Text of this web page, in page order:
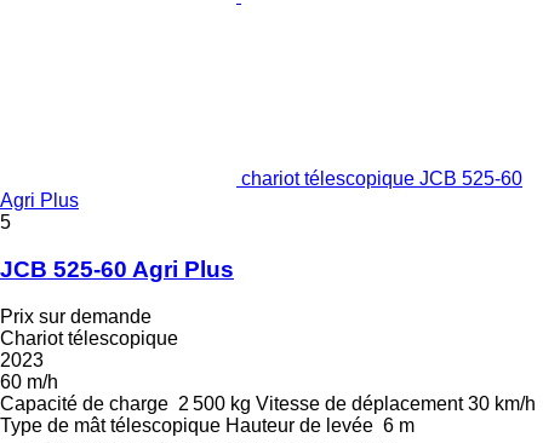
chariot télescopique JCB 525-60
Agri Plus
5
JCB 525-60 Agri Plus
Prix sur demande
Chariot télescopique
2023
60 m/h
Capacité de charge 2 500 kg Vitesse de déplacement 30 km/h
Type de mât télescopique Hauteur de levée 6 m